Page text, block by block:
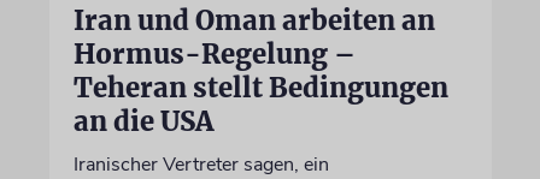
Iran und Oman arbeiten an
Hormus-Regelung –
Teheran stellt Bedingungen
an die USA
Iranischer Vertreter sagen, ein